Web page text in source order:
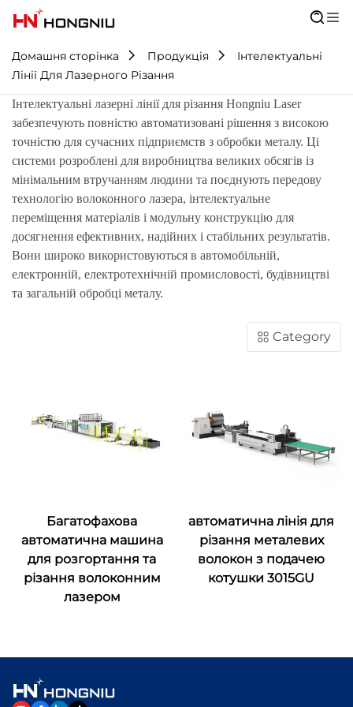
Домашня сторінка Продукція
Інтелектуальні
Лінії Для Лазерного Різання
Інтелектуальні лазерні лінії для різання Hongniu Laser
забезпечують повністю автоматизовані рішення з високою
точністю для сучасних підприємств з обробки металу. Ці
системи розроблені для виробництва великих обсягів із
мінімальним втручанням людини та поєднують передову
технологію волоконного лазера, інтелектуальне
переміщення матеріалів і модульну конструкцію для
досягнення ефективних, надійних і стабільних результатів.
Вони широко використовуються в автомобільній,
електронній, електротехнічній промисловості, будівництві
та загальній обробці металу.
Category
Багатофахова
автоматична машина
для розгортання та
різання волоконним
лазером
автоматична лінія для
різання металевих
волокон з подачею
котушки 3015GU